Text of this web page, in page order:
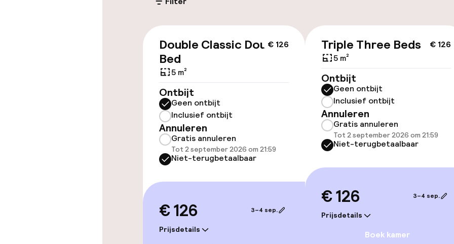
Toegankelijkheid
Overal rolstoeltoegankelijk
Lift
Voor
Kamers
Familiekamers beschikbaar
Voor toegankelijkheid
beschikbaar
€ 126
Double Classic Double
Bed
5 m²
Ontbijt
Geen ontbijt
Inclusief ontbijt
Annuleren
Gratis annuleren
Tot 2 september 2026 om 21:59
Niet-terugbetaalbaar
€ 126
Prijsdetails
3–4 sep.
€ 126
Triple Three Beds
5 m²
Ontbijt
Geen ontbijt
Inclusief ontbijt
Annuleren
Gratis annuleren
Tot 2 september 2026 om 21:59
Niet-terugbetaalbaar
€ 126
Prijsdetails
3–4 sep.
Boek kamer